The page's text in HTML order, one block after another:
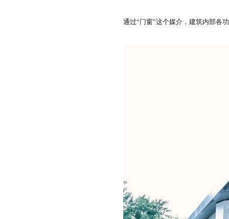
通过“门窗”这个媒介，建筑内部各